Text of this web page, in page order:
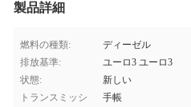
製品詳細
燃料の種類:
ディーゼル
排放基準:
ユーロ3 ユーロ3
状態:
新しい
トランスミッシ
手帳